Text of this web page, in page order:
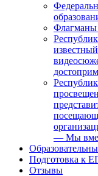
Флагманы
— Мы
Подготовка к
Отзывы